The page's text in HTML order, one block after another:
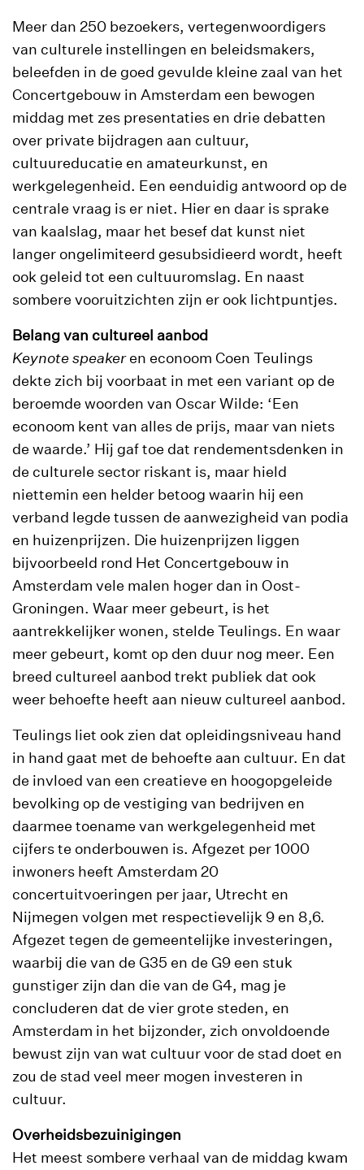
Meer dan 250 bezoekers, vertegenwoordigers
van culturele instellingen en beleidsmakers,
beleefden in de goed gevulde kleine zaal van het
Concertgebouw in Amsterdam een bewogen
middag met zes presentaties en drie debatten
over private bijdragen aan cultuur,
cultuureducatie en amateurkunst, en
werkgelegenheid. Een eenduidig antwoord op de
centrale vraag is er niet. Hier en daar is sprake
van kaalslag, maar het besef dat kunst niet
langer ongelimiteerd gesubsidieerd wordt, heeft
ook geleid tot een cultuuromslag. En naast
sombere vooruitzichten zijn er ook lichtpuntjes.
Belang van cultureel aanbod
Keynote speakeren econoom Coen Teulings
dekte zich bij voorbaat in met een variant op de
beroemde woorden van Oscar Wilde: ‘Een
econoom kent van alles de prijs, maar van niets
de waarde.’ Hij gaf toe dat rendementsdenken in
de culturele sector riskant is, maar hield
niettemin een helder betoog waarin hij een
verband legde tussen de aanwezigheid van podia
en huizenprijzen. Die huizenprijzen liggen
bijvoorbeeld rond Het Concertgebouw in
Amsterdam vele malen hoger dan in Oost-
Groningen. Waar meer gebeurt, is het
aantrekkelijker wonen, stelde Teulings. En waar
meer gebeurt, komt op den duur nog meer. Een
breed cultureel aanbod trekt publiek dat ook
weer behoefte heeft aan nieuw cultureel aanbod.
Teulings liet ook zien dat opleidingsniveau hand
in hand gaat met de behoefte aan cultuur. En dat
de invloed van een creatieve en hoogopgeleide
bevolking op de vestiging van bedrijven en
daarmee toename van werkgelegenheid met
cijfers te onderbouwen is. Afgezet per 1000
inwoners heeft Amsterdam 20
concertuitvoeringen per jaar, Utrecht en
Nijmegen volgen met respectievelijk 9 en 8,6.
Afgezet tegen de gemeentelijke investeringen,
waarbij die van de G35 en de G9 een stuk
gunstiger zijn dan die van de G4, mag je
concluderen dat de vier grote steden, en
Amsterdam in het bijzonder, zich onvoldoende
bewust zijn van wat cultuur voor de stad doet en
zou de stad veel meer mogen investeren in
cultuur.
Overheidsbezuinigingen
Het meest sombere verhaal van de middag kwam